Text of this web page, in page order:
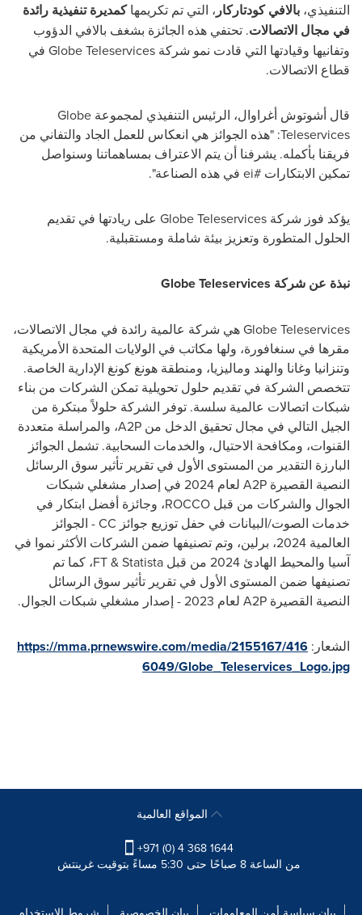
التنفيذي، بالافي كودتاركار، التي تم تكريمهاكمديرة تنفيذية رائدة
في مجال الاتصالات. تحتفي هذه الجائزة بشغف بالافي الدؤوب
وتفانيها وقيادتها التي قادت نمو شركة Globe Teleservices في
قطاع الاتصالات.
قال أشوتوش أغراوال، الرئيس التنفيذي لمجموعة Globe
Teleservices: "هذه الجوائز هي انعكاس للعمل الجاد والتفاني من
فريقنا بأكمله. يشرفنا أن يتم الاعتراف بمساهماتنا وسنواصل
تمكين الابتكارات #ei في هذه الصناعة".
يؤكد فوز شركة Globe Teleservices على ريادتها في تقديم
الحلول المتطورة وتعزيز بيئة شاملة ومستقبلية.
نبذة عن شركة Globe Teleservices
Globe Teleservicesهي شركة عالمية رائدة في مجال الاتصالات،
مقرها في سنغافورة، ولها مكاتب في الولايات المتحدة الأمريكية
وتنزانيا وغانا والهند وماليزيا، ومنطقة هونغ كونغ الإدارية الخاصة.
تتخصص الشركة في تقديم حلول تحويلية تمكن الشركات من بناء
شبكات اتصالات عالمية سلسة. توفر الشركة حلولاً مبتكرة من
الجيل التالي في مجال تحقيق الدخل من A2P، والمراسلة متعددة
القنوات، ومكافحة الاحتيال، والخدمات السحابية. تشمل الجوائز
البارزة التقدير من المستوى الأول في تقرير تأثير سوق الرسائل
النصية القصيرة A2P
لعام 2024 في إصدار مشغلي شبكات
الجوال والشركات من قبل ROCCO، وجائزة أفضل ابتكار في
خدمات الصوت/البيانات في حفل توزيع جوائز CC- الجوائز
العالمية 2024، برلين، وتم تصنيفها ضمن الشركات الأكثر نموا في
آسيا والمحيط الهادئ 2024 من قبل
FT & Statista، كما تم
تصنيفها ضمن المستوى الأول في تقرير تأثير سوق الرسائل
النصية القصيرة A2P لعام 2023 - إصدار مشغلي شبكات الجوال.
الشعار: https://mma.prnewswire.com/media/2155167/416
6049/Globe_Teleservices_Logo.jpg
+971 (0) 4 368 1644
من الساعة 8 صباحًا حتى 5:30 مساءً بتوقيت غرينتش